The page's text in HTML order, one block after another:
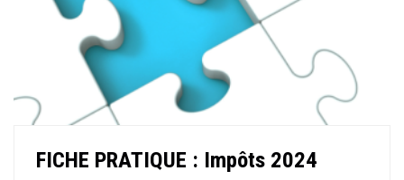
FICHE PRATIQUE : Impôts 2024